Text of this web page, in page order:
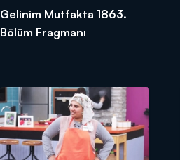
Gelinim Mutfakta 1863.
Bölüm Fragmanı